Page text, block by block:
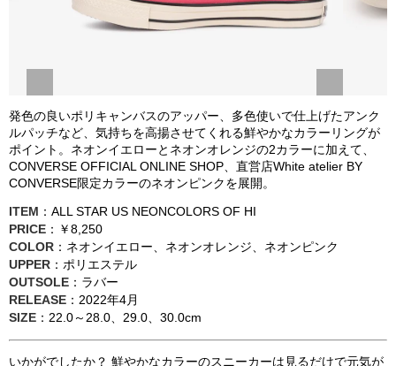
発色の良いポリキャンバスのアッパー、多色使いで仕上げたアンク
ルパッチなど、気持ちを高揚させてくれる鮮やかなカラーリングが
ポイント。ネオンイエローとネオンオレンジの2カラーに加えて、
CONVERSE OFFICIAL ONLINE SHOP、直営店White atelier BY
CONVERSE限定カラーのネオンピンクを展開。
ITEM ：ALL STAR US NEONCOLORS OF HI
PRICE ：￥8,250
COLOR ：ネオンイエロー、ネオンオレンジ、ネオンピンク
UPPER ：ポリエステル
OUTSOLE ：ラバー
RELEASE ：2022年4月
SIZE ：22.0～28.0、29.0、30.0cm
いかがでしたか？ 鮮やかなカラーのスニーカーは見るだけで元気が